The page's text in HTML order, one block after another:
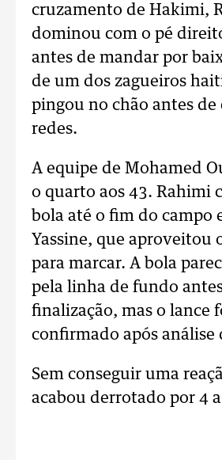
cruzamento de Hakimi,
dominou com o pé
antes de mandar por
de um dos zagueiros
pingou no chão antes
redes.
A equipe de Mohamed
o quarto aos 43. Rahimi
bola até o fim do campo
Yassine, que aproveitou
para marcar. A bola
pela linha de fundo
finalização, mas o lance
confirmado após análise
Sem conseguir uma
acabou derrotado por 4